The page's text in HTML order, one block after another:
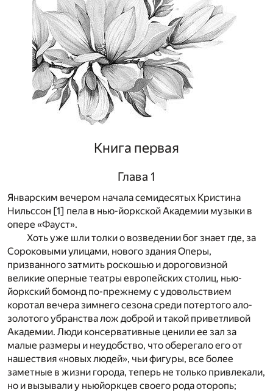
Книга первая
Глава 1
Январским вечером начала семидесятых Кристина
Нильссон [1] пела в нью-йоркской Академии музыки в
опере «Фауст».
Хоть уже шли толки о возведении бог знает где, за
Сороковыми улицами, нового здания Оперы,
призванного затмить роскошью и дороговизной
великие оперные театры европейских столиц, нью-
йоркский бомонд по-прежнему с удовольствием
коротал вечера зимнего сезона среди потертого ало-
золотого убранства лож доброй и такой приветливой
Академии. Люди консервативные ценили ее зал за
малые размеры и неудобство, что оберегало его от
нашествия «новых людей», чьи фигуры, все более
заметные в жизни города, теперь не только привлекали,
но и вызывали у ньюйоркцев своего рода оторопь;